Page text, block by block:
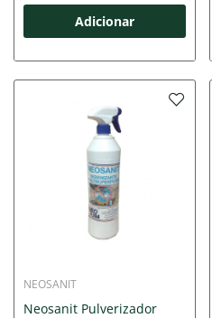
Adicionar
NEOSANIT
Neosanit Pulverizador